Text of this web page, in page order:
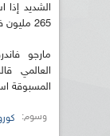
الشديد
265 مليون في عام 2020.
مارجو
العالمي
المسبوقة
وسوم: